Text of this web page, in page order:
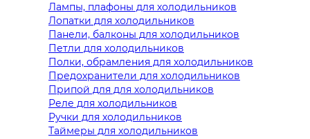
Лампы, плафоны для холодильников
Лопатки для холодильников
Панели, балконы для холодильников
Петли для холодильников
Полки, обрамления для холодильников
Предохранители для холодильников
Припой для для холодильников
Реле для холодильников
Ручки для холодильников
Таймеры для холодильников